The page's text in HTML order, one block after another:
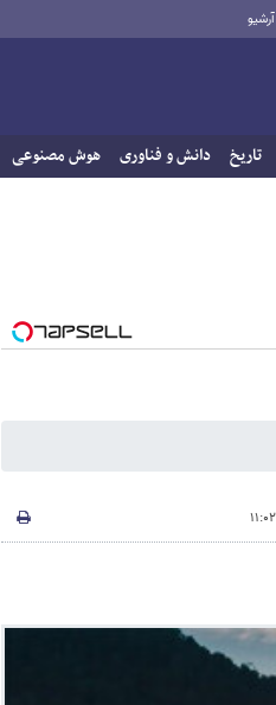
آرشیو
تاریخ دانش و فناوری هوش مصنوعی